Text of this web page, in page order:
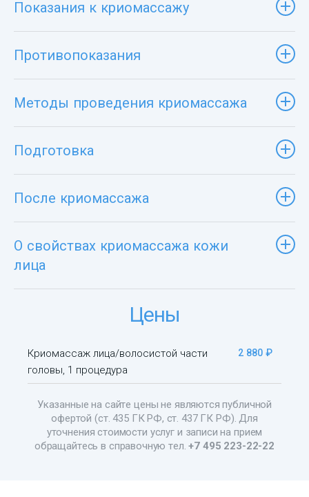
Показания к криомассажу
Противопоказания
Методы проведения криомассажа
Подготовка
После криомассажа
О свойствах криомассажа кожи
лица
Цены
Криомассаж лица/волосистой части
головы, 1 процедура
2 880 ₽
Указанные на сайте цены не являются публичной
офертой (ст. 435 ГК РФ, ст. 437 ГК РФ). Для
уточнения стоимости услуг и записи на прием
обращайтесь в справочную тел.+7 495 223-22-22